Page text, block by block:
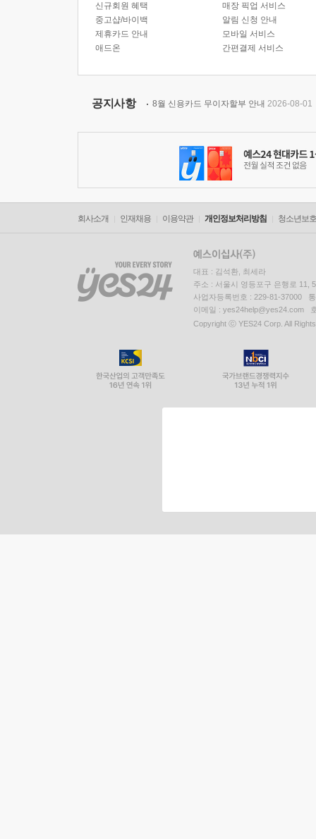
신규회원 혜택
중고샵/바이백
제휴카드 안내
애드온
매장 픽업 서비스
알림 신청 안내
모바일 서비스
간편결제 서비스
공지사항 8월 신용카드 무이자할부 안내 2026-08-01
회사소개 인재채용 이용약관 개인정보처리방침 청소년보
대표 : 김석환, 최세라
주소 : 서울시 영등포구 은행로 11,
사업자등록번호 : 229-81-37000
이메일 : yes24help@yes24.com
Copyright ⓒ YES24 Corp. All